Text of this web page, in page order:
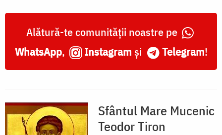
Alătură-te comunității noastre pe
WhatsApp, Instagram și Telegram!
Sfântul Mare Mucenic
Teodor Tiron